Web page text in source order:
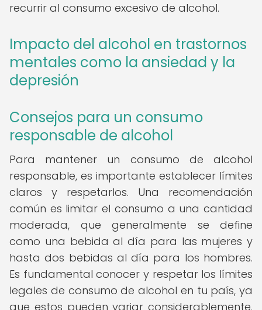
recurrir al consumo excesivo de alcohol.
Impacto del alcohol en trastornos
mentales como la ansiedad y la
depresión
Consejos para un consumo
responsable de alcohol
Para mantener un consumo de alcohol
responsable, es importante establecer límites
claros y respetarlos. Una recomendación
común es limitar el consumo a una cantidad
moderada, que generalmente se define
como una bebida al día para las mujeres y
hasta dos bebidas al día para los hombres.
Es fundamental conocer y respetar los límites
legales de consumo de alcohol en tu país, ya
que estos pueden variar considerablemente.